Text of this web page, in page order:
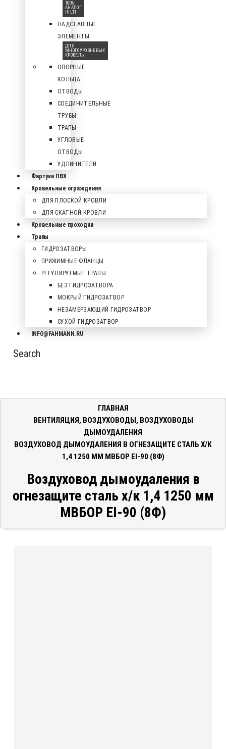
100%
АНАЛОГ
HILTI
НАДСТАВНЫЕ
ЭЛЕМЕНТЫ
ДЛЯ
МНОГОУРОВНЕВЫХ
КРОВЕЛЬ
ОПОРНЫЕ
КОЛЬЦА
ОТВОДЫ
СОЕДИНИТЕЛЬНЫЕ
ТРУБЫ
ТРАПЫ
УГЛОВЫЕ
ОТВОДЫ
УДЛИНИТЕЛИ
Фартуки ПВХ
Кровельные ограждения
ДЛЯ ПЛОСКОЙ КРОВЛИ
ДЛЯ СКАТНОЙ КРОВЛИ
Кровельные проходки
Трапы
ГИДРОЗАТВОРЫ
ПРИЖИМНЫЕ ФЛАНЦЫ
РЕГУЛИРУЕМЫЕ ТРАПЫ
БЕЗ ГИДРОЗАТВОРА
МОКРЫЙ ГИДРОЗАТВОР
НЕЗАМЕРЗАЮЩИЙ ГИДРОЗАТВОР
СУХОЙ ГИДРОЗАТВОР
INFO@FAHMANN.RU
Search
ГЛАВНАЯ
ВЕНТИЛЯЦИЯ, ВОЗДУХОВОДЫ, ВОЗДУХОВОДЫ
ДЫМОУДАЛЕНИЯ
ВОЗДУХОВОД ДЫМОУДАЛЕНИЯ В ОГНЕЗАЩИТЕ СТАЛЬ Х/К
1,4 1250 ММ МВБОР EI-90 (8Ф)
Воздуховод дымоудаления в
огнезащите сталь х/к 1,4 1250 мм
МВБОР EI-90 (8Ф)